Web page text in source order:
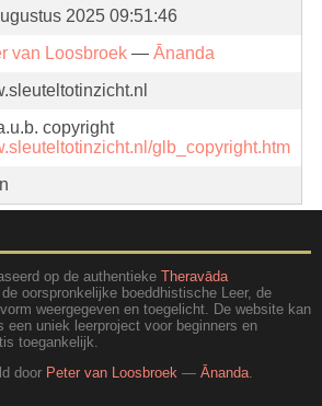
2025 09:51:46
van Loosbroek— Ānanda
copyright
glb_copyright.htm
op de authentieke Theravāda
oorspronkelijke boeddhistische Leer, de
weergegeven en toegelicht. De website kan
een uniek leerproject voor beginners en
toegankelijk.
door Peter van Loosbroek — Ānanda.